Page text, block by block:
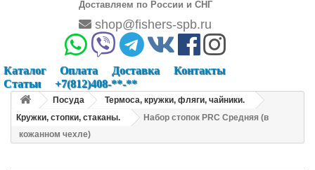
Доставляем по России и СНГ
shop@fishers-spb.ru
Каталог Оплата Доставка
Контакты
Статьи
+7(812)408-**-**
Посуда
Термоса, кружки, фляги, чайники.
Кружки, стопки, стаканы.
Набор стопок PRC Средняя (в
кожанном чехле)